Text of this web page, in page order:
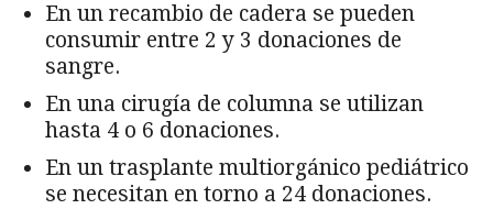
En un recambio de cadera se pueden
consumir entre 2 y 3 donaciones de
sangre.
En una cirugía de columna se utilizan
hasta 4 o 6 donaciones.
En un trasplante multiorgánico pediátrico
se necesitan en torno a 24 donaciones.